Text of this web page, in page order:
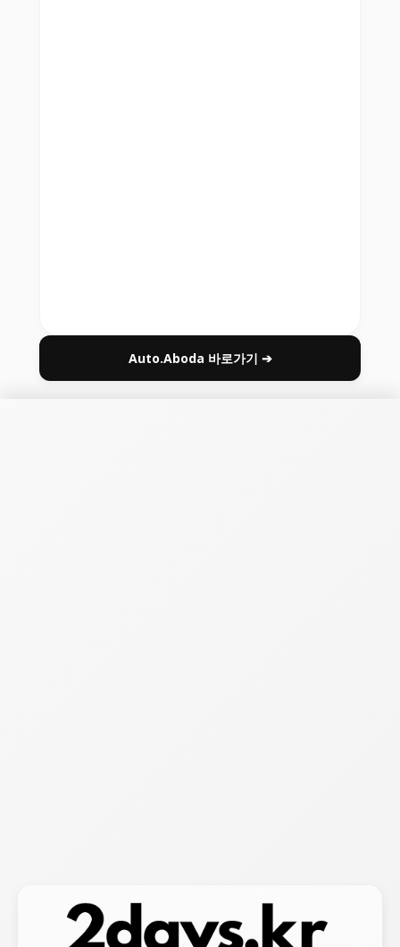
Auto.Aboda 바로가기 ➔